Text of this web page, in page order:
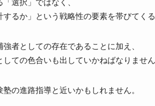
選択」ではなく、
するか」という戦略性の要素を帯びてく
者としての存在であることに加え、
しての色合いも出していかねばなりません
の進路指導と近いかもしれません。